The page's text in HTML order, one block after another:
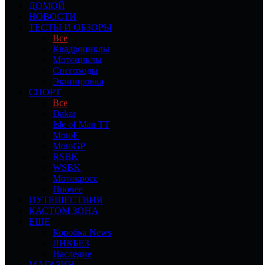
ДОМОЙ
НОВОСТИ
ТЕСТЫ И ОБЗОРЫ
Все
Квадроциклы
Мотоциклы
Снегоходы
Экипировка
СПОРТ
Все
Dakar
Isle of Man TT
MotoE
MotoGP
RSBK
WSBK
Мотокросс
Прочее
ПУТЕШЕСТВИЯ
КАСТОМ ЗОНА
ЕЩЕ
Коробка News
ЛИКБЕЗ
Наследие